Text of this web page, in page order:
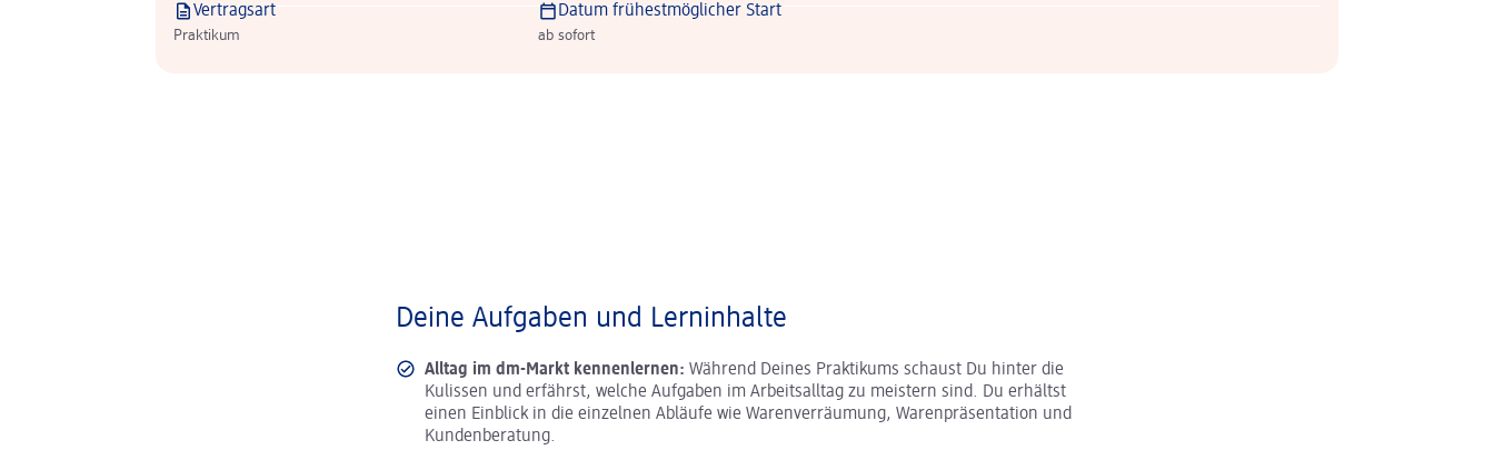
Vertragsart
Praktikum
Datum frühestmöglicher Start
ab sofort
Deine Aufgaben und Lerninhalte
Alltag im dm-Markt kennenlernen: Während Deines Praktikums schaust Du hinter die
Kulissen und erfährst, welche Aufgaben im Arbeitsalltag zu meistern sind. Du erhältst
einen Einblick in die einzelnen Abläufe wie Warenverräumung, Warenpräsentation und
Kundenberatung.